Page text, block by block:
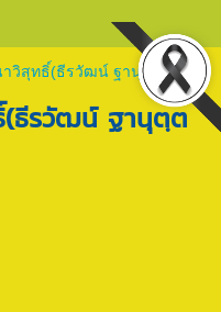
าวิสุทธิ์(ธีรวัฒน์ ฐานุตฺตโร)
(ธีรวัฒน์ ฐานุตฺต